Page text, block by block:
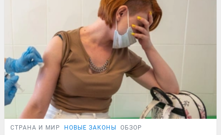
СТРАНА И МИР НОВЫЕ ЗАКОНЫ ОБЗОР